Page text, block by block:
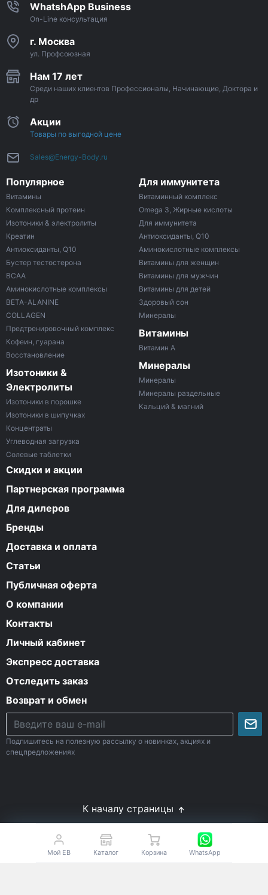
WhatshApp Business
On-Line консультация
г. Москва
ул. Профсоюзная
Нам 17 лет
Среди наших клиентов Профессионалы, Начинающие, Доктора и
др
Акции
Товары по выгодной цене
Sales@Energy-Body.ru
Популярное
Витамины
Комплексный протеин
Изотоники & электролиты
Креатин
Антиоксиданты, Q10
Бустер тестостерона
ВСАА
Аминокислотные комплексы
BETA-ALANINE
COLLAGEN
Предтренировочный комплекс
Кофеин, гуарана
Восстановление
Изотоники &
Электролиты
Изотоники в порошке
Изотоники в шипучках
Концентраты
Углеводная загрузка
Солевые таблетки
Для иммунитета
Витаминный комплекс
Omega 3, Жирные кислоты
Для иммунитета
Антиоксиданты, Q10
Аминокислотные комплексы
Витамины для женщин
Витамины для мужчин
Витамины для детей
Здоровый сон
Минералы
Витамины
Витамин A
Минералы
Минералы
Минералы раздельные
Кальций & магний
Скидки и акции
Партнерская программа
Для дилеров
Бренды
Доставка и оплата
Статьи
Публичная оферта
О компании
Контакты
Личный кабинет
Экспресс доставка
Отследить заказ
Возврат и обмен
Подпишитесь на полезную рассылку о новинках, акциях и
спецпредложениях
К началу страницы
© Все права защищены. 2009-2026 Energy-Body.ru
Спортивное питание с доставкой по России
Мой EB Каталог Корзина WhatsApp